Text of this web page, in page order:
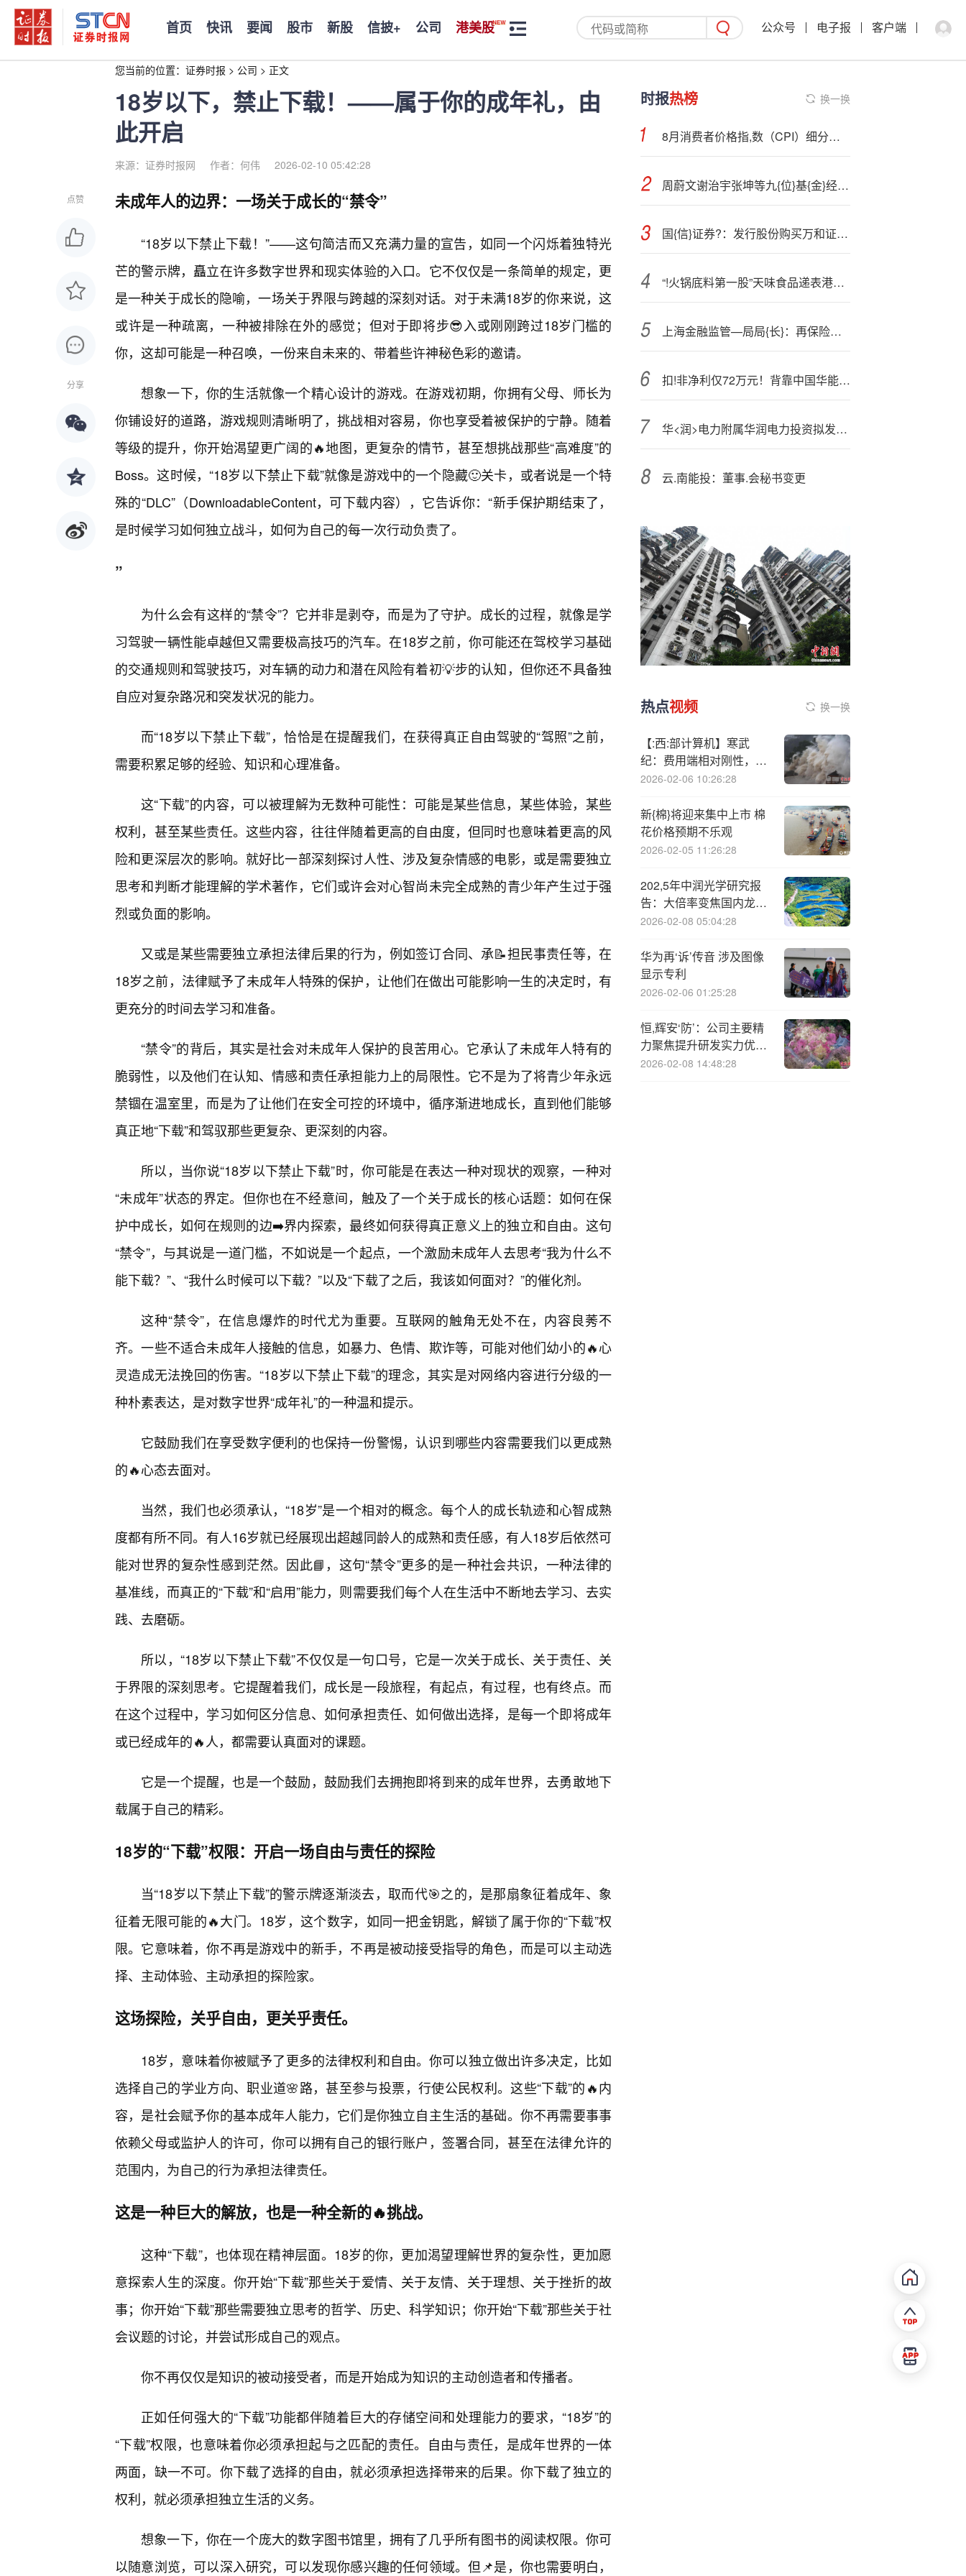
首页 快讯 要闻 股市 新股 信披+ 公司 港美股 公众号 电子报 客户端
您当前的位置： 证券时报 > 公司 > 正文
18岁以下，禁止下载！——属于你的成年礼，由
此开启
来源：证券时报网 作者：何伟 2026-02-10 05:42:28
点赞
分享
未成年人的边界：一场关于成长的“禁令”
“18岁以下禁止下载！”——这句简洁而又充满力量的宣告，如同一个闪烁着独特光
芒的警示牌，矗立在许多数字世界和现实体验的入口。它不仅仅是一条简单的规定，更
是一种关于成长的隐喻，一场关于界限与跨越的深刻对话。对于未满18岁的你来说，这
或许是一种疏离，一种被排除在外的感觉；但对于即将步😎入或刚刚跨过18岁门槛的
你，这却可能是一种召唤，一份来自未来的、带着些许神秘色彩的邀请。
想象一下，你的生活就像一个精心设计的游戏。在游戏初期，你拥有父母、师长为
你铺设好的道路，游戏规则清晰明了，挑战相对容易，你也享受着被保护的宁静。随着
等级的提升，你开始渴望更广阔的🔥地图，更复杂的情节，甚至想挑战那些“高难度”的
Boss。这时候，“18岁以下禁止下载”就像是游戏中的一个隐藏🙂关卡，或者说是一个特
殊的“DLC”（DownloadableContent，可下载内容），它告诉你：“新手保护期结束了，
是时候学习如何独立战斗，如何为自己的每一次行动负责了。
”
为什么会有这样的“禁令”？它并非是剥夺，而是为了守护。成长的过程，就像是学
习驾驶一辆性能卓越但又需要极高技巧的汽车。在18岁之前，你可能还在驾校学习基础
的交通规则和驾驶技巧，对车辆的动力和潜在风险有着初💡步的认知，但你还不具备独
自应对复杂路况和突发状况的能力。
而“18岁以下禁止下载”，恰恰是在提醒我们，在获得真正自由驾驶的“驾照”之前，
需要积累足够的经验、知识和心理准备。
这“下载”的内容，可以被理解为无数种可能性：可能是某些信息，某些体验，某些
权利，甚至某些责任。这些内容，往往伴随着更高的自由度，但同时也意味着更高的风
险和更深层次的影响。就好比一部深刻探讨人性、涉及复杂情感的电影，或是需要独立
思考和判断才能理解的学术著作，它们或许会对心智尚未完全成熟的青少年产生过于强
烈或负面的影响。
又或是某些需要独立承担法律后果的行为，例如签订合同、承📝担民事责任等，在
18岁之前，法律赋予了未成年人特殊的保护，让他们在做出可能影响一生的决定时，有
更充分的时间去学习和准备。
“禁令”的背后，其实是社会对未成年人保护的良苦用心。它承认了未成年人特有的
脆弱性，以及他们在认知、情感和责任承担能力上的局限性。它不是为了将青少年永远
禁锢在温室里，而是为了让他们在安全可控的环境中，循序渐进地成长，直到他们能够
真正地“下载”和驾驭那些更复杂、更深刻的内容。
所以，当你说“18岁以下禁止下载”时，你可能是在表达一种对现状的观察，一种对
“未成年”状态的界定。但你也在不经意间，触及了一个关于成长的核心话题：如何在保
护中成长，如何在规则的边➡️界内探索，最终如何获得真正意义上的独立和自由。这句
“禁令”，与其说是一道门槛，不如说是一个起点，一个激励未成年人去思考“我为什么不
能下载？”、“我什么时候可以下载？”以及“下载了之后，我该如何面对？”的催化剂。
这种“禁令”，在信息爆炸的时代尤为重要。互联网的触角无处不在，内容良莠不
齐。一些不适合未成年人接触的信息，如暴力、色情、欺诈等，可能对他们幼小的🔥心
灵造成无法挽回的伤害。“18岁以下禁止下载”的理念，其实是对网络内容进行分级的一
种朴素表达，是对数字世界“成年礼”的一种温和提示。
它鼓励我们在享受数字便利的也保持一份警惕，认识到哪些内容需要我们以更成熟
的🔥心态去面对。
当然，我们也必须承认，“18岁”是一个相对的概念。每个人的成长轨迹和心智成熟
度都有所不同。有人16岁就已经展现出超越同龄人的成熟和责任感，有人18岁后依然可
能对世界的复杂性感到茫然。因此📘，这句“禁令”更多的是一种社会共识，一种法律的
基准线，而真正的“下载”和“启用”能力，则需要我们每个人在生活中不断地去学习、去实
践、去磨砺。
所以，“18岁以下禁止下载”不仅仅是一句口号，它是一次关于成长、关于责任、关
于界限的深刻思考。它提醒着我们，成长是一段旅程，有起点，有过程，也有终点。而
在这个过程中，学习如何区分信息、如何承担责任、如何做出选择，是每一个即将成年
或已经成年的🔥人，都需要认真面对的课题。
它是一个提醒，也是一个鼓励，鼓励我们去拥抱即将到来的成年世界，去勇敢地下
载属于自己的精彩。
18岁的“下载”权限：开启一场自由与责任的探险
当“18岁以下禁止下载”的警示牌逐渐淡去，取而代🎯之的，是那扇象征着成年、象
征着无限可能的🔥大门。18岁，这个数字，如同一把金钥匙，解锁了属于你的“下载”权
限。它意味着，你不再是游戏中的新手，不再是被动接受指导的角色，而是可以主动选
择、主动体验、主动承担的探险家。
这场探险，关乎自由，更关乎责任。
18岁，意味着你被赋予了更多的法律权利和自由。你可以独立做出许多决定，比如
选择自己的学业方向、职业道🌸路，甚至参与投票，行使公民权利。这些“下载”的🔥内
容，是社会赋予你的基本成年人能力，它们是你独立自主生活的基础。你不再需要事事
依赖父母或监护人的许可，你可以拥有自己的银行账户，签署合同，甚至在法律允许的
范围内，为自己的行为承担法律责任。
这是一种巨大的解放，也是一种全新的🔥挑战。
这种“下载”，也体现在精神层面。18岁的你，更加渴望理解世界的复杂性，更加愿
意探索人生的深度。你开始“下载”那些关于爱情、关于友情、关于理想、关于挫折的故
事；你开始“下载”那些需要独立思考的哲学、历史、科学知识；你开始“下载”那些关于社
会议题的讨论，并尝试形成自己的观点。
你不再仅仅是知识的被动接受者，而是开始成为知识的主动创造者和传播者。
正如任何强大的“下载”功能都伴随着巨大的存储空间和处理能力的要求，“18岁”的
“下载”权限，也意味着你必须承担起与之匹配的责任。自由与责任，是成年世界的一体
两面，缺一不可。你下载了选择的自由，就必须承担选择带来的后果。你下载了独立的
权利，就必须承担独立生活的义务。
想象一下，你在一个庞大的数字图书馆里，拥有了几乎所有图书的阅读权限。你可
以随意浏览，可以深入研究，可以发现你感兴趣的任何领域。但📌是，你也需要明白，
时报热榜 换一换
8月消费者价格指,数（CPI）细分数据：通胀加速，消费者承压
周蔚文谢治宇张坤等九{位}基{金}经理2025中报扫描，刘旭提醒：部分指数逐步出现泡沫化倾向
国{信}证券?：发行股份购买万和证券96.08%股份完成资产整合
“!火锅底料第一股”天味食品递表港交所，前三季度增收不增利
上海金融监管—局局{长}：再保险应当进一步发挥对巨灾风险、新兴风险、超额风险等的保障和支持力度
扣!非净利仅72万元！背靠中国华能，新能泰山“新增长点”成谜
华<润>电力附属华润电力投资拟发行不超过20亿元的中期票据
云.南能投：董事.会秘书变更
热点视频 换一换
【:西:部计算机】寒武
纪：费用端相对刚性，造
就利润高弹性
2026-02-06 10:26:28
新{棉}将迎来集中上市 棉
花价格预期不乐观
2026-02-05 11:26:28
202,5年中润光学研究报
告：大倍率变焦国内龙
头，点睛无人机+移动机
2026-02-08 05:04:28
华为再‘诉’传音 涉及图像
显示专利
2026-02-06 01:25:28
恒,辉安‘防’：公司主要精
力聚焦提升研发实力优化
产品性能及初步开拓市场
2026-02-08 14:48:28